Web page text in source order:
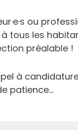
ou
tous les
préalable !
à
patience…